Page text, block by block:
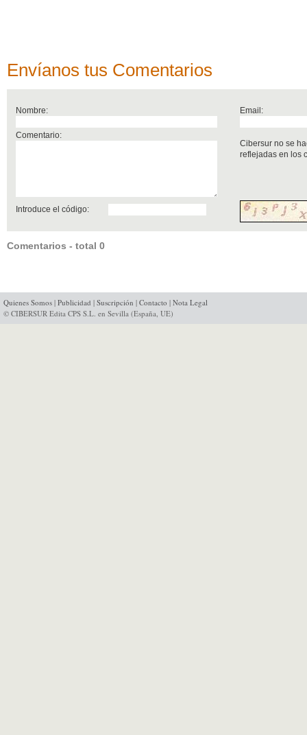
Envíanos tus Comentarios
Nombre: Email:
Comentario:
Cibersur no se
reflejadas en los
Introduce el código:
Comentarios - total 0
Quienes Somos | Publicidad | Suscripción | Contacto | Nota Legal
© CIBERSUR Edita CPS S.L. en Sevilla (España, UE)